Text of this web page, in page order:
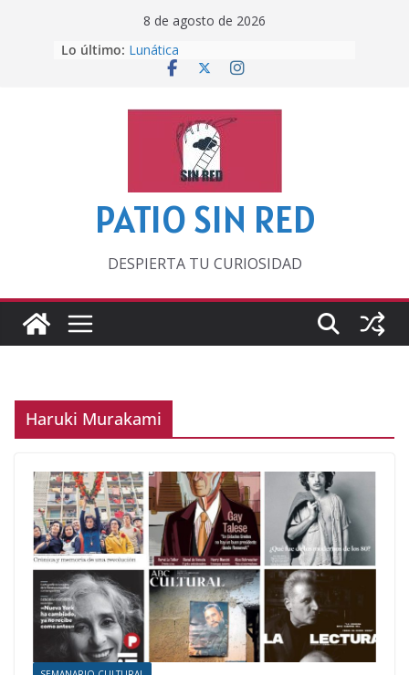
8 de agosto de 2026
Lo último: Lunática
Pero, hasta entonces…
‘La broma infinita’ de recomendar
lecturas veraniegas
Otra del Mundial
PATIO SIN RED
DESPIERTA TU CURIOSIDAD
Haruki Murakami